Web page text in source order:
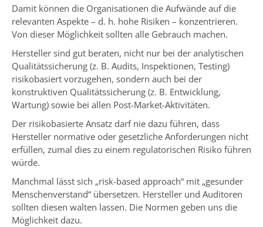
Damit können die Organisationen die Aufwände auf die
relevanten Aspekte – d. h. hohe Risiken – konzentrieren.
Von dieser Möglichkeit sollten alle Gebrauch machen.
Hersteller sind gut beraten, nicht nur bei der analytischen
Qualitätssicherung (z. B. Audits, Inspektionen, Testing)
risikobasiert vorzugehen, sondern auch bei der
konstruktiven Qualitätssicherung (z. B. Entwicklung,
Wartung) sowie bei allen Post-Market-Aktivitäten.
Der risikobasierte Ansatz darf nie dazu führen, dass
Hersteller normative oder gesetzliche Anforderungen nicht
erfüllen, zumal dies zu einem regulatorischen Risiko führen
würde.
Manchmal lässt sich „risk-based approach“ mit „gesunder
Menschenverstand“ übersetzen. Hersteller und Auditoren
sollten diesen walten lassen. Die Normen geben uns die
Möglichkeit dazu.